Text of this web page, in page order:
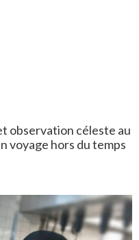
observation céleste au
voyage hors du temps